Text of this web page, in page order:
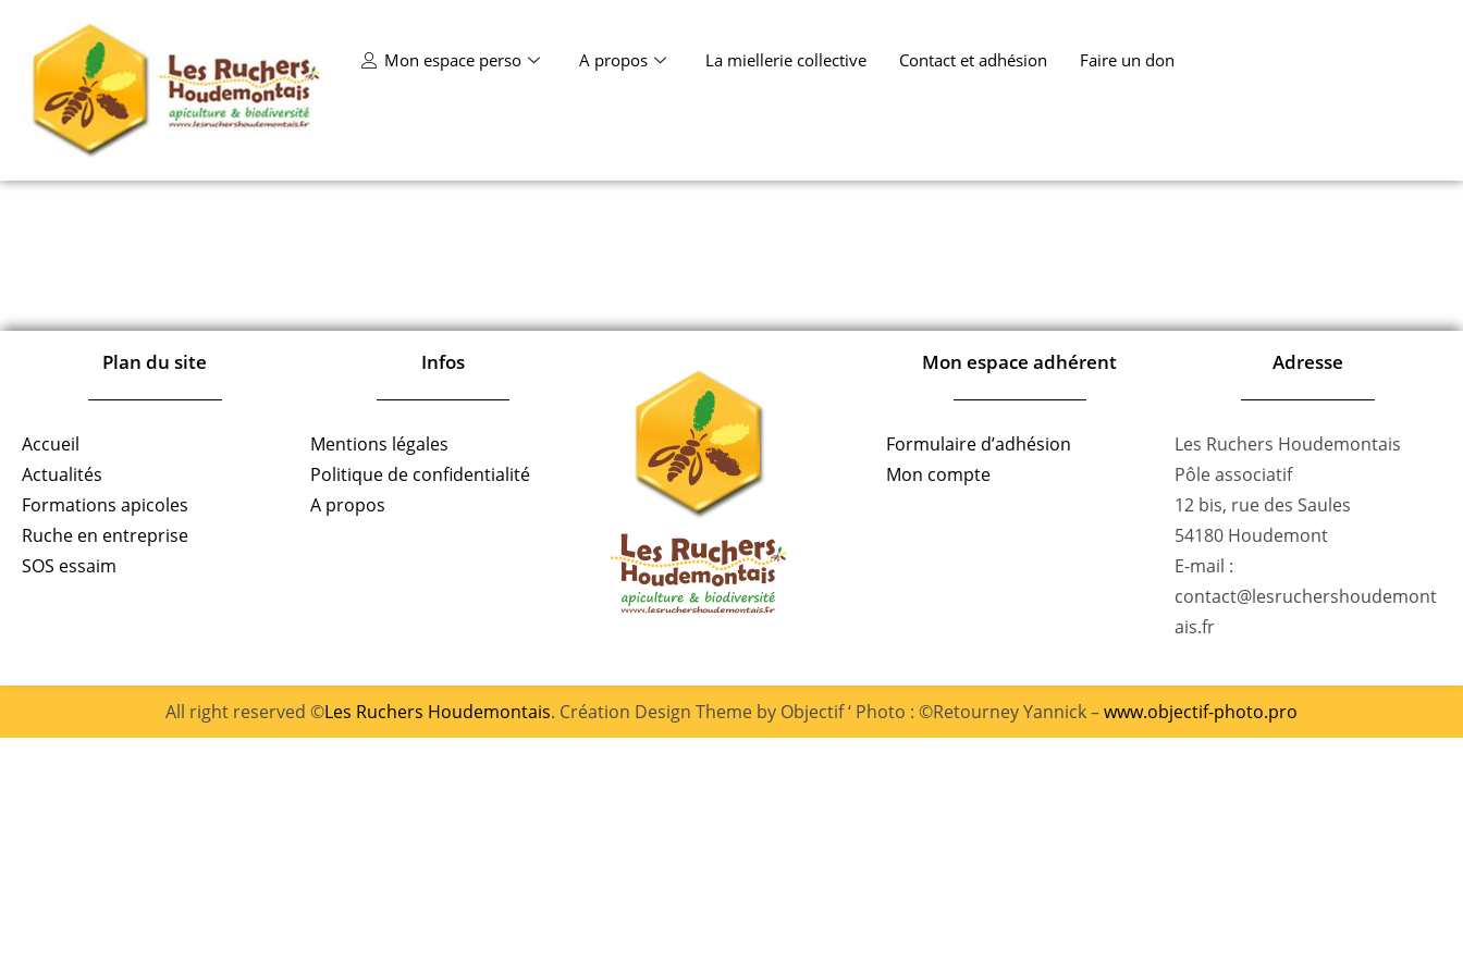
Mon espace perso A propos La miellerie collective Contact et adhésion Faire un don
Plan du site
Accueil
Actualités
Formations apicoles
Ruche en entreprise
SOS essaim
Infos
Mentions légales
Politique de confidentialité
A propos
Mon espace adhérent
Formulaire d’adhésion
Mon compte
Adresse
Les Ruchers Houdemontais
Pôle associatif
12 bis, rue des Saules
54180 Houdemont
E-mail :
contact@lesruchershoudemont
ais.fr
All right reserved ©Les Ruchers Houdemontais. Création Design Theme by Objectif ‘ Photo : ©Retourney Yannick –www.objectif-photo.pro